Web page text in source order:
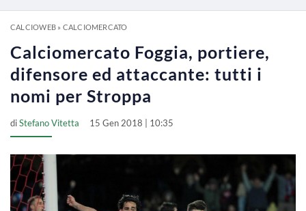
CALCIOWEB» CALCIOMERCATO
Calciomercato Foggia, portiere,
difensore ed attaccante: tutti i
nomi per Stroppa
diStefano Vitetta 15 Gen 2018 | 10:35